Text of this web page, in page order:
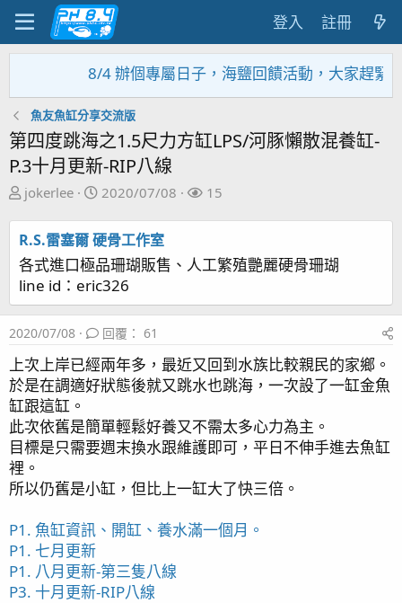
登入 註冊
辦個專屬日子，海鹽回饋活動，大家趕緊來參加~~~~~
魚友魚缸分享交流版
第四度跳海之1.5尺力方缸LPS/河豚懶散混養缸-
P.3十月更新-RIP八線
主
起
人
jokerlee
開
日
期
2020/07/08
關
15
R.S.雷塞爾 硬骨工作室
各式進口極品珊瑚販售、人工繁殖艷麗硬骨珊瑚
line id：eric326
2020/07/08 回覆： 61
上次上岸已經兩年多，最近又回到水族比較親民的家鄉。
於是在調適好狀態後就又跳水也跳海，一次設了一缸金魚
缸跟這缸。
此次依舊是簡單輕鬆好養又不需太多心力為主。
目標是只需要週末換水跟維護即可，平日不伸手進去魚缸
裡。
所以仍舊是小缸，但比上一缸大了快三倍。
P1. 魚缸資訊、開缸、養水滿一個月。
P1. 七月更新
P1. 八月更新-第三隻八線
P3. 十月更新-RIP八線